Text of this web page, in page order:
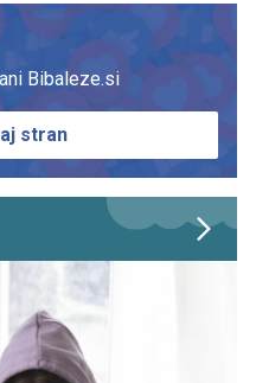
Bibaleze.si
stran